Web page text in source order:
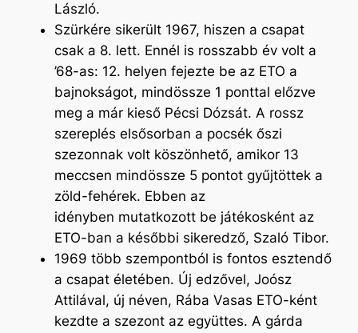
László.
Szürkére sikerült 1967, hiszen a csapat
csak a 8. lett. Ennél is rosszabb év volt a
’68-as: 12. helyen fejezte be az ETO a
bajnokságot, mindössze 1 ponttal előzve
meg a már kieső Pécsi Dózsát. A rossz
szereplés elsősorban a pocsék őszi
szezonnak volt köszönhető, amikor 13
meccsen mindössze 5 pontot gyűjtöttek a
zöld-fehérek. Ebben az
idényben mutatkozott be játékosként az
ETO-ban a későbbi sikeredző, Szaló Tibor.
1969 több szempontból is fontos esztendő
a csapat életében. Új edzővel, Joósz
Attilával, új néven, Rába Vasas ETO-ként
kezdte a szezont az együttes. A gárda